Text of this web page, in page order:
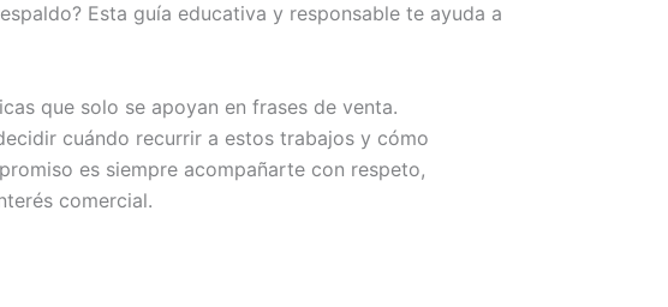
Esta guía educativa y responsable te ayuda a
que solo se apoyan en frases de venta.
cuándo recurrir a estos trabajos y cómo
es siempre acompañarte con respeto,
comercial.